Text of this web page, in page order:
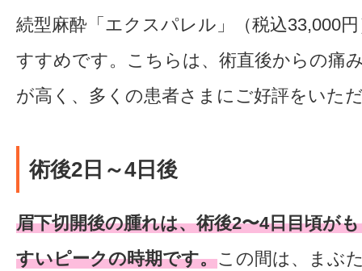
続型麻酔「エクスパレル」（税込33,000
すすめです。こちらは、術直後からの痛
が高く、多くの患者さまにご好評をいた
術後2日～4日後
眉下切開後の腫れは、術後2〜4日目頃が
すいピークの時期です。この間は、まぶ